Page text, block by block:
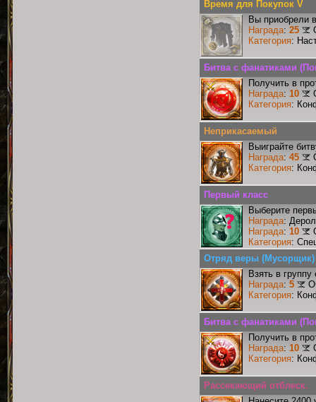
Время для Покупок V
Вы приобрели
Награда: 25
Категория:
Битва с фанатиками
Получить в
Награда: 10
Категория:
Неприкасаемый
Выиграйте
Награда: 45
Категория:
Первый класс
Выберите
Награда:
Награда: 10
Категория:
Отряд веры (Мусорщик)
Взять в
Награда: 5
Категория:
Битва с фанатиками
Получить в
Награда: 10
Категория:
Рассекающий отблеск.